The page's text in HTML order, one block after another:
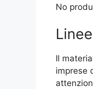
No
Il
imprese